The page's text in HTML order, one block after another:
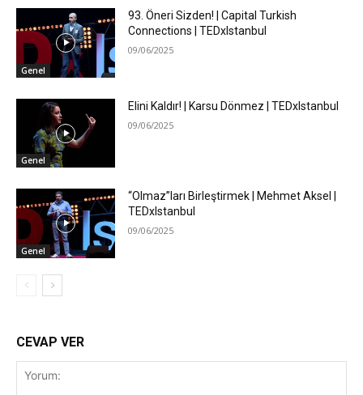
Genel
93. Öneri Sizden! | Capital Turkish
Connections | TEDxIstanbul
09/06/2025
Genel
Elini Kaldır! | Karsu Dönmez | TEDxIstanbul
09/06/2025
Genel
“Olmaz”ları Birleştirmek | Mehmet Aksel |
TEDxIstanbul
09/06/2025
CEVAP VER